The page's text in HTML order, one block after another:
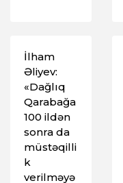
İlham
Əliyev:
«Dağlıq
Qarabağa
100 ildən
sonra da
müstəqilli
k
verilməyə